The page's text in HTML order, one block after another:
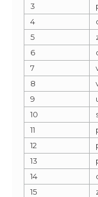
3
4
5
6
7
8
9
10
11
12
13
14
15